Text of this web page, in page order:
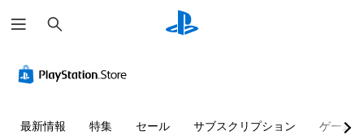
索
最新情報 特集 セール サブスクリプション ゲーム